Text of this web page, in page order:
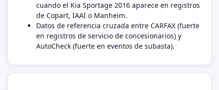
cuando el Kia Sportage 2016 aparece en registros
de Copart, IAAI o Manheim.
Datos de referencia cruzada entre CARFAX (fuerte
en registros de servicio de concesionarios) y
AutoCheck (fuerte en eventos de subasta).